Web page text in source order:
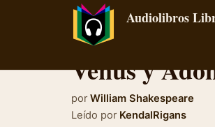
Audiolibros
Venus y
por William Shakespeare
Leído por KendalRigans